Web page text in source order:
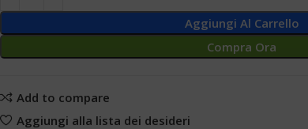
Aggiungi Al Carrello
Compra Ora
Add to compare
Aggiungi alla lista dei desideri